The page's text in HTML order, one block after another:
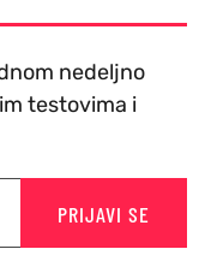
nedeljno
testovima i
PRIJAVI SE